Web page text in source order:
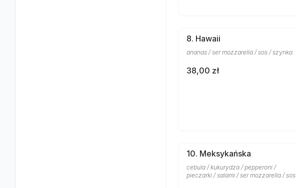
8. Hawaii
ananas / ser mozzarella / sos / szynka
38,00 zł
10. Meksykańska
cebula / kukurydza / pepperoni /
pieczarki / salami / ser mozzarella / sos